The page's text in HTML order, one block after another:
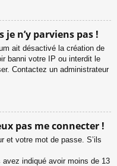
je n’y parviens pas !
ait désactivé la création de
banni votre IP ou interdit le
Contactez un administrateur
pas me connecter !
et votre mot de passe. S’ils
indiqué avoir moins de 13